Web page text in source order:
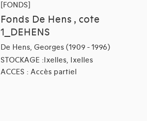
[FONDS]
Fonds De Hens , cote
1_DEHENS
De Hens, Georges (1909 - 1996)
STOCKAGE :Ixelles, Ixelles
ACCES : Accès partiel